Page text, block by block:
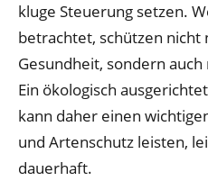
kluge Steuerung setzen.
betrachtet, schützen nicht
Gesundheit, sondern
Ein ökologisch
kann daher einen
und Artenschutz leisten,
dauerhaft.